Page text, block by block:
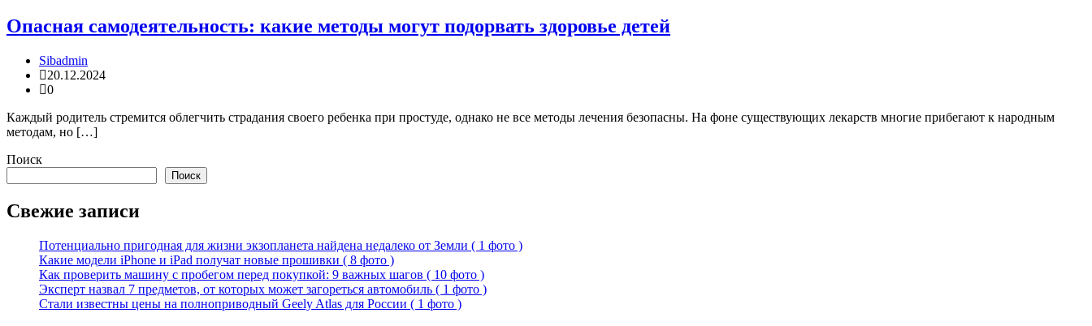
Опасная самодеятельность: какие методы могут подорвать здоровье детей
Sibadmin
20.12.2024
0
Каждый родитель стремится облегчить страдания своего ребенка при простуде, однако не все методы лечения безопасны. На фоне существующих лекарств многие прибегают к народным
методам, но […]
Поиск
Поиск
Свежие записи
Потенциально пригодная для жизни экзопланета найдена недалеко от Земли ( 1 фото )
Какие модели iPhone и iPad получат новые прошивки ( 8 фото )
Как проверить машину с пробегом перед покупкой: 9 важных шагов ( 10 фото )
Эксперт назвал 7 предметов, от которых может загореться автомобиль ( 1 фото )
Стали известны цены на полноприводный Geely Atlas для России ( 1 фото )